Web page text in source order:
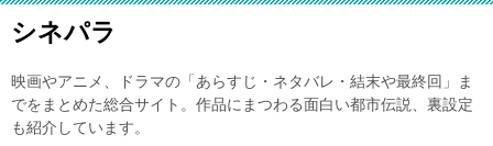
シネパラ
映画やアニメ、ドラマの「あらすじ・ネタバレ・結末や最終回」ま
でをまとめた総合サイト。作品にまつわる面白い都市伝説、裏設定
も紹介しています。